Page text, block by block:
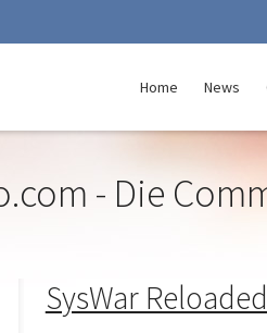
Home News
- Die
SysWar Reloaded